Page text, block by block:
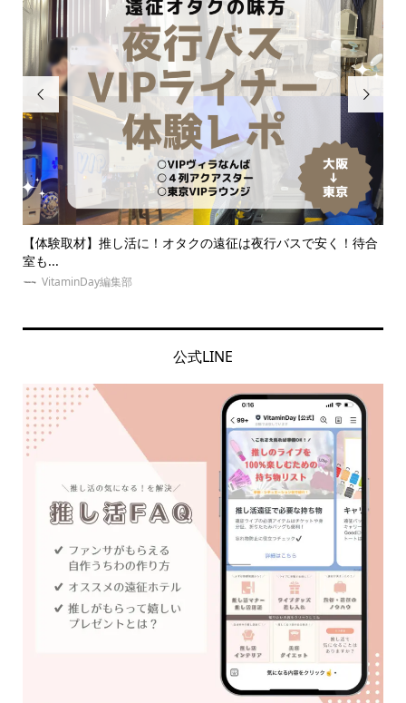

推し活ネイルで指先に推しへの愛を表現！自宅で出来るセルフ
ネイ...
VitaminDay編集部

公式LINE